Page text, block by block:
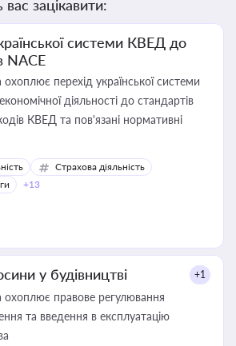
зацікавити:
системи КВЕД до
NACE
охоплює перехід української системи
діяльності до стандартів
КВЕД та пов'язані нормативні
Страхова діяльність
+13
у будівництві +1
охоплює правове регулювання
та введення в експлуатацію